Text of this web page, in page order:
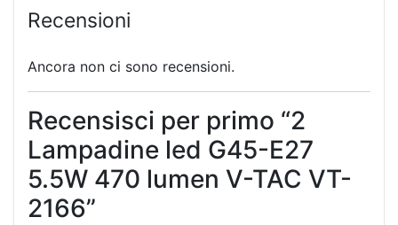
Recensioni
Ancora non ci sono recensioni.
Recensisci per primo “2
Lampadine led G45-E27
5.5W 470 lumen V-TAC VT-
2166”